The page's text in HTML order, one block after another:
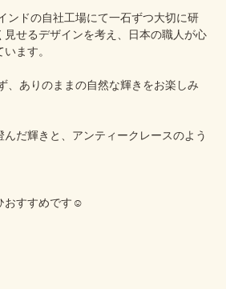
ドの自社工場にて一石ずつ大切に研
せるデザインを考え、日本の職人が心
ます。
ありのままの自然な輝きをお楽しみ
だ輝きと、アンティークレースのよう
おすすめです☺️